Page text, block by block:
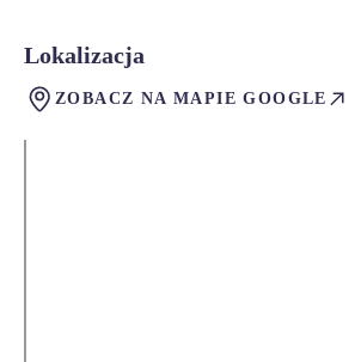
Lokalizacja
ZOBACZ NA MAPIE GOOGLE